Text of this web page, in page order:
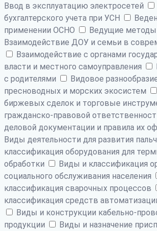
Ввод в эксплуатацию электросетей
бухгалтерского учета при УСН
применении ОСНО
Ведущие методы
Взаимодействие ДОУ и семьи в
Взаимодействие с органами
власти и местного самоуправления
с родителями
Видовое
пресноводных и морских экосистем
биржевых сделок и торговые
гражданско-правовой
деловой документации и правила их
Виды деятельности для развития
классификация оборудования для
обработки
Виды и классификация
социального обслуживания населения
классификация сварочных процессов
классификация средств
Виды и конструкции кабельно-
продукции
Виды и назначение